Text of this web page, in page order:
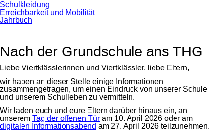
Schulkleidung
Erreichbarkeit und Mobilität
Jahrbuch
Nach der Grundschule ans THG
Liebe Viertklässlerinnen und Viertklässler, liebe Eltern,
wir haben an dieser Stelle einige Informationen
zusammengetragen, um einen Eindruck von unserer Schule
und unserem Schulleben zu vermitteln.
Wir laden euch und eure Eltern darüber hinaus ein, an
unserem Tag der offenen Tür am 10. April 2026 oder am
digitalen Informationsabend am 27. April 2026 teilzunehmen.